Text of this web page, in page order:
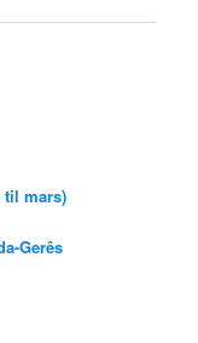
mars)
Gerês